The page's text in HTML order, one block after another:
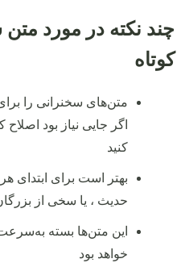
چند نکته در مورد
کوتاه
متن‌های سخنرانی را
اگر جایی نیاز بود اصلاح
کنید
بهتر است برای ابتدای
حدیث ، یا سخی از
خواهد بود